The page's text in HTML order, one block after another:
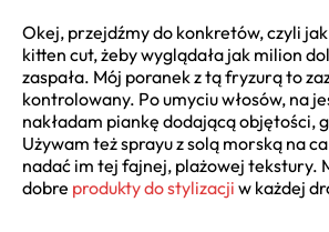
Okej, przejdźmy do konkretów, czyli
kitten cut, żeby wyglądała jak milion
zaspała. Mój poranek z tą fryzurą to
kontrolowany. Po umyciu włosów, na
nakładam piankę dodającą objętości,
Używam też sprayu z solą morską na
nadać im tej fajnej, plażowej tekstury.
dobre produkty do stylizacji w każdej